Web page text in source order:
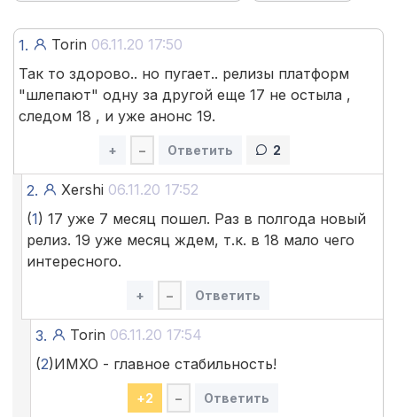
1. Torin 06.11.20 17:50
Так то здорово.. но пугает.. релизы платформ
"шлепают" одну за другой еще 17 не остыла ,
следом 18 , и уже анонс 19.
+ – Ответить 2
2. Xershi 06.11.20 17:52
(1) 17 уже 7 месяц пошел. Раз в полгода новый
релиз. 19 уже месяц ждем, т.к. в 18 мало чего
интересного.
+ – Ответить
3. Torin 06.11.20 17:54
(2)ИМХО - главное стабильность!
+2 – Ответить